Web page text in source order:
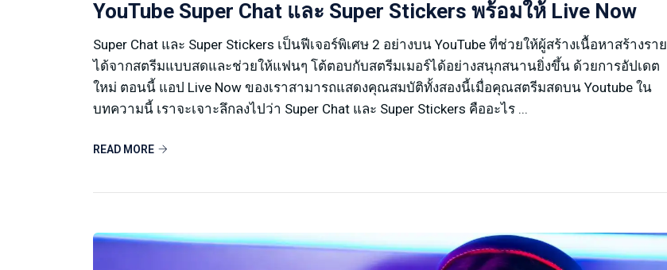
YouTube Super Chat และ Super Stickers พร้อมให้ Live Now
Super Chat และ Super Stickers เป็นฟีเจอร์พิเศษ 2 อย่างบน YouTube ที่ช่วยให้ผู้สร้างเนื้อหาสร้างราย
ได้จากสตรีมแบบสดและช่วยให้แฟนๆ โต้ตอบกับสตรีมเมอร์ได้อย่างสนุกสนานยิ่งขึ้น ด้วยการอัปเดต
ใหม่ ตอนนี้ แอป Live Now ของเราสามารถแสดงคุณสมบัติทั้งสองนี้เมื่อคุณสตรีมสดบน Youtube ใน
บทความนี้ เราจะเจาะลึกลงไปว่า Super Chat และ Super Stickers คืออะไร ...
READ MORE